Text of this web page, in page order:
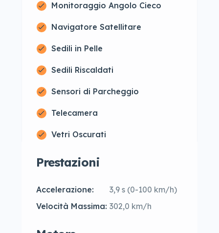
Monitoraggio Angolo Cieco
Navigatore Satellitare
Sedili in Pelle
Sedili Riscaldati
Sensori di Parcheggio
Telecamera
Vetri Oscurati
Prestazioni
Accelerazione:
3,9 s (0-100 km/h)
Velocità Massima: 302,0 km/h